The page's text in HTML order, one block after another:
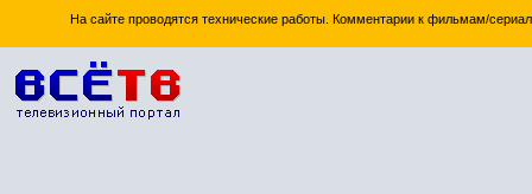
На сайте проводятся технические работы. Комментарии к фильмам/